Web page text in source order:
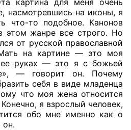
картина для меня очень
насмотревшись на иконы, я
что-то подобное. Канонов
этом жанре все строго. Но
от русской православной
на картине — это моя
руках — это я с божьей
— говорит он. Почему
себя в виде младенца
что моя жена относится
я взрослый человек,
обо мне именно как о